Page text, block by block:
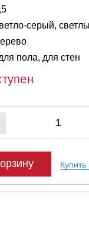
серый,
пола, для стен
Купить